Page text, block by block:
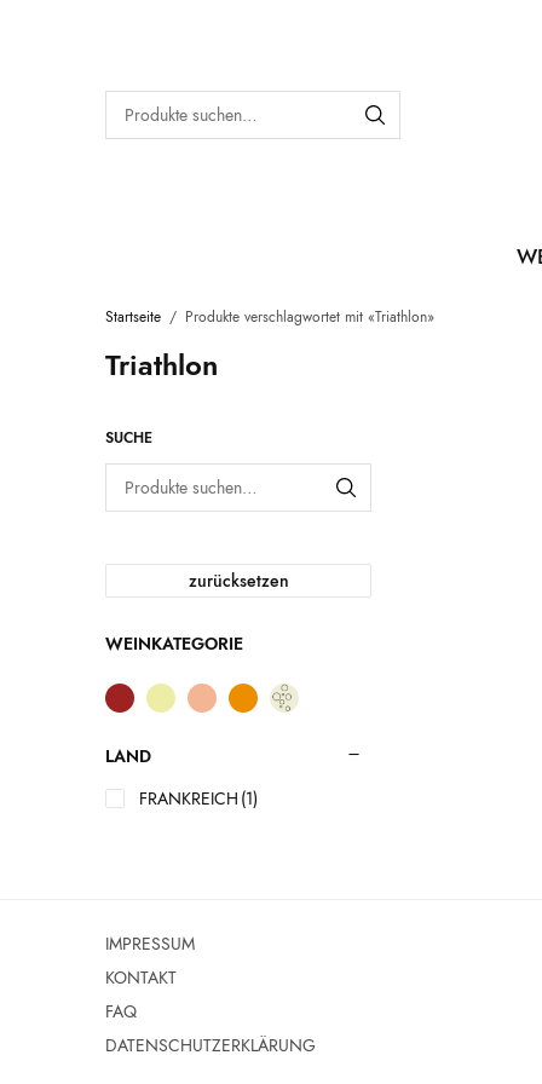
Startseite / Produkte verschlagwortet mit «Triathlon»
Triathlon
SUCHE
zurücksetzen
WEINKATEGORIE
LAND
FRANKREICH (1)
IMPRESSUM
KONTAKT
FAQ
DATENSCHUTZERKLÄRUNG